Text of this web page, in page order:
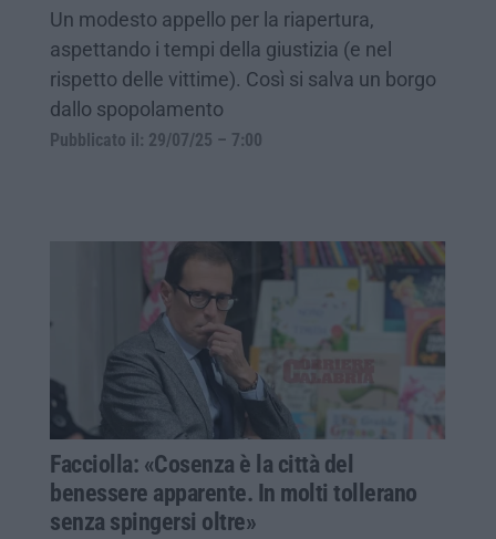
Un modesto appello per la riapertura,
aspettando i tempi della giustizia (e nel
rispetto delle vittime). Così si salva un borgo
dallo spopolamento
Pubblicato il: 29/07/25 – 7:00
Facciolla: «Cosenza è la città del
benessere apparente. In molti tollerano
senza spingersi oltre»